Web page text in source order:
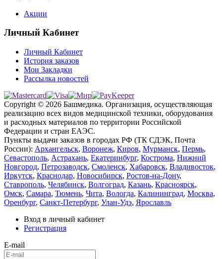
Акции
Личный Кабинет
Личный Кабинет
История заказов
Мои Закладки
Рассылка новостей
Copyright © 2026 Башмедика. Организация, осуществляющая
реализацию всех видов медицинской техники, оборудования
и расходных материалов по территории Российской
Федерации и стран ЕАЭС.
Пункты выдачи заказов в городах РФ (ТК СДЭК, Почта
России): Архангельск, Воронеж, Киров, Мурманск, Пермь,
Севастополь, Астрахань, Екатеринбург, Кострома, Нижний
Новгород, Петрозаводск, Смоленск, Хабаровск, Владивосток,
Иркутск, Краснодар, Новосибирск, Ростов-на-Дону,
Ставрополь, Челябинск, Волгоград, Казань, Красноярск,
Омск, Самара, Тюмень, Чита, Вологда, Калининград, Москва,
Оренбург, Санкт-Петербург, Улан-Удэ, Ярославль
Вход в личный кабинет
Регистрация
E-mail